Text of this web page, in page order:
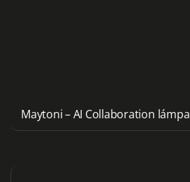
Maytoni – AI Collaboration lámpa